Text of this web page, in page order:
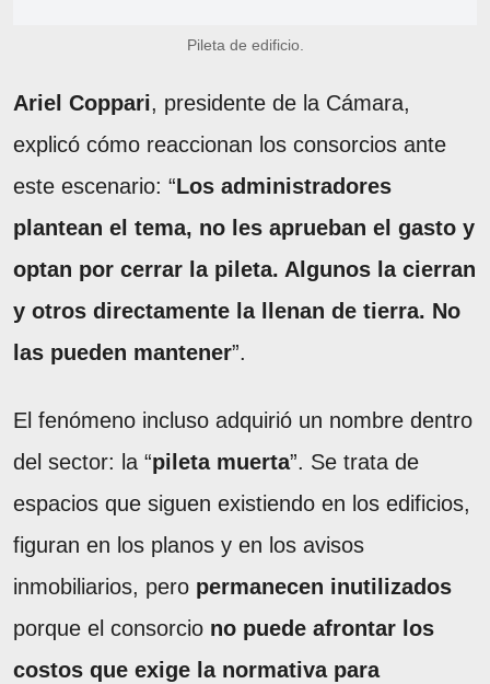
Pileta de edificio.
Ariel Coppari, presidente de la Cámara,
explicó cómo reaccionan los consorcios ante
este escenario: “Los administradores
plantean el tema, no les aprueban el gasto y
optan por cerrar la pileta. Algunos la cierran
y otros directamente la llenan de tierra. No
las pueden mantener”.
El fenómeno incluso adquirió un nombre dentro
del sector: la “pileta muerta”. Se trata de
espacios que siguen existiendo en los edificios,
figuran en los planos y en los avisos
inmobiliarios, pero permanecen inutilizados
porque el consorcio no puede afrontar los
costos que exige la normativa para